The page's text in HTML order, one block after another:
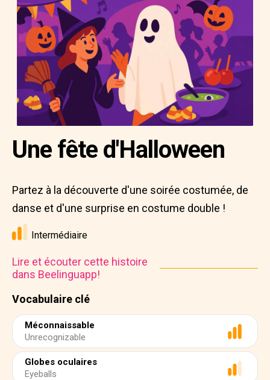
Vocabulaire clé
Méconnaissable
Unrecognizable
Globes oculaires
Eyeballs
Une fête d'Halloween
Partez à la découverte d'une soirée costumée, de
danse et d'une surprise en costume double !
Intermédiaire
Lire et écouter cette histoire
dans Beelinguapp!